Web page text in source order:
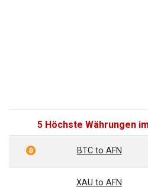
5 Höchste Währungen
BTC to AFN
XAU to AFN